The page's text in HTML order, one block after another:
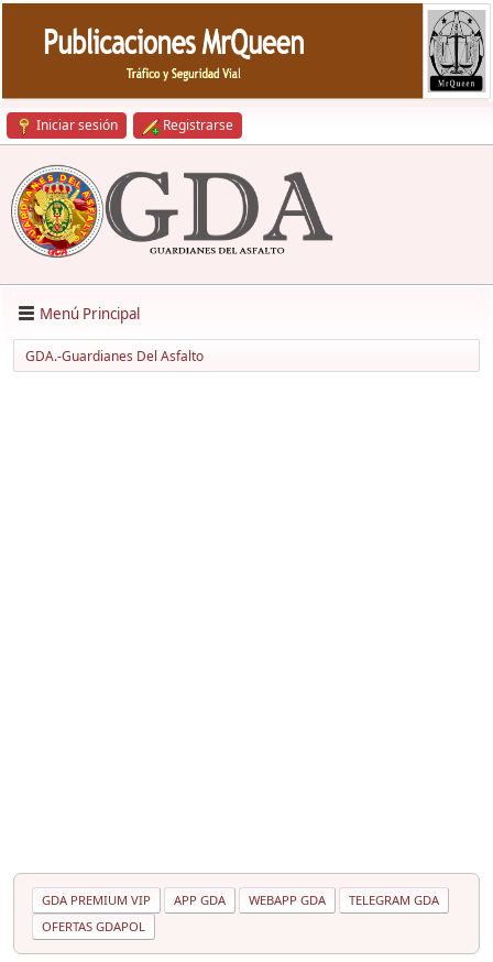
Iniciar sesión Registrarse
Menú Principal
GDA.-Guardianes Del Asfalto
GDA PREMIUM VIP APP GDA WEBAPP GDA
TELEGRAM GDA
OFERTAS GDAPOL